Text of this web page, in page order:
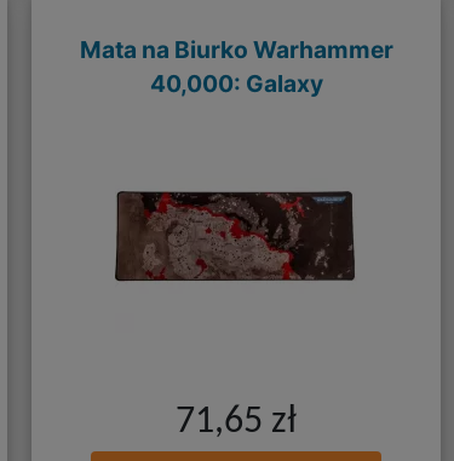
Mata na Biurko Warhammer
40,000: Galaxy
71,65 zł